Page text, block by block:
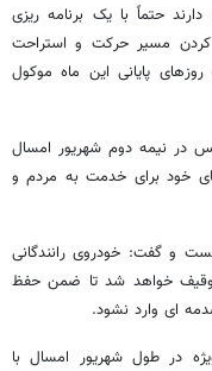
حتماً با یک برنامه ریزی
مسیر حرکت و استراحت
پایانی این ماه موکول
در نیمه دوم شهریور امسال
خود برای خدمت به مردم و
و گفت: خودروی رانندگانی
خواهد شد تا ضمن حفظ
ای وارد نشود.
در طول شهریور امسال با